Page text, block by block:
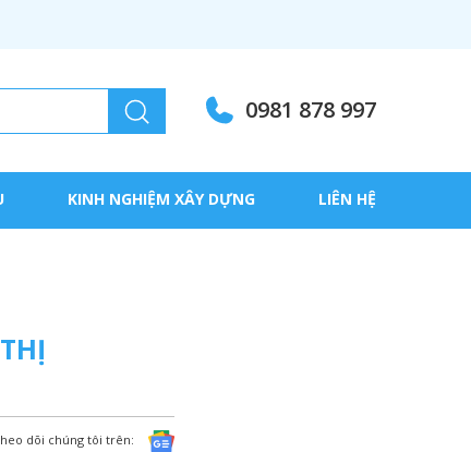
0981 878 997
KINH NGHIỆM XÂY DỰNG LIÊN HỆ
dõi chúng tôi trên: